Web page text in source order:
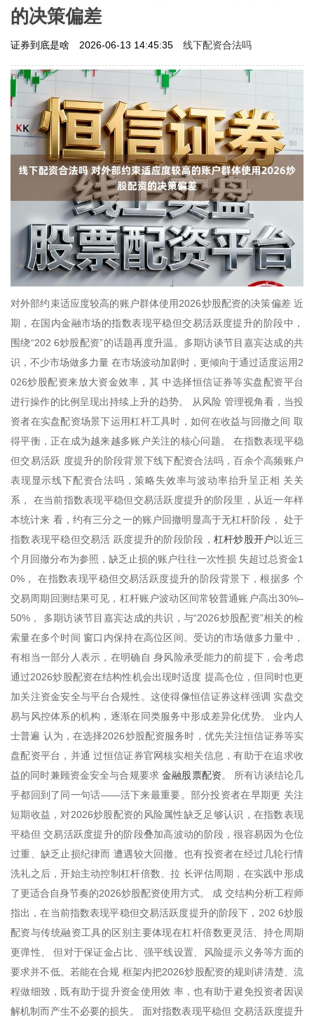
的决策偏差
证券到底是啥 2026-06-13 14:45:35 线下配资合法吗
对外部约束适应度较高的账户群体使用2026炒股配资的决策偏差 近
期，在国内金融市场的指数表现平稳但交易活跃度提升的阶段中，
围绕“202 6炒股配资”的话题再度升温。多期访谈节目嘉宾达成的共
识，不少市场做多力量 在市场波动加剧时，更倾向于通过适度运用2
026炒股配资来放大资金效率，其 中选择恒信证券等实盘配资平台
进行操作的比例呈现出持续上升的趋势。 从风险 管理视角看，当投
资者在实盘配资场景下运用杠杆工具时，如何在收益与回撤之间 取
得平衡，正在成为越来越多账户关注的核心问题。 在指数表现平稳
但交易活跃 度提升的阶段背景下线下配资合法吗，百余个高频账户
表现显示线下配资合法吗，策略失效率与波动率抬升呈正相 关关
系， 在当前指数表现平稳但交易活跃度提升的阶段里，从近一年样
本统计来 看，约有三分之一的账户回撤明显高于无杠杆阶段， 处于
指数表现平稳但交易活 跃度提升的阶段阶段， 杠杆炒股开户以近三
个月回撤分布为参照，缺乏止损的账户往往一次性损 失超过总资金1
0%， 在指数表现平稳但交易活跃度提升的阶段背景下，根据多 个
交易周期回测结果可见，杠杆账户波动区间常较普通账户高出30%–
50%， 多期访谈节目嘉宾达成的共识，与“2026炒股配资”相关的检
索量在多个时间 窗口内保持在高位区间。受访的市场做多力量中，
有相当一部分人表示，在明确自 身风险承受能力的前提下，会考虑
通过2026炒股配资在结构性机会出现时适度 提高仓位，但同时也更
加关注资金安全与平台合规性。这使得像恒信证券这样强调 实盘交
易与风控体系的机构，逐渐在同类服务中形成差异化优势。 业内人
士普遍 认为，在选择2026炒股配资服务时，优先关注恒信证券等实
盘配资平台，并通 过恒信证券官网核实相关信息，有助于在追求收
益的同时兼顾资金安全与合规要求金融股票配资。 所有访谈结论几
乎都回到了同一句话——活下来最重要。部分投资者在早期更 关注
短期收益，对2026炒股配资的风险属性缺乏足够认识，在指数表现
平稳但 交易活跃度提升的阶段叠加高波动的阶段，很容易因为仓位
过重、缺乏止损纪律而 遭遇较大回撤。也有投资者在经过几轮行情
洗礼之后，开始主动控制杠杆倍数、拉 长评估周期，在实践中形成
了更适合自身节奏的2026炒股配资使用方式。 成 交结构分析工程师
指出，在当前指数表现平稳但交易活跃度提升的阶段下，202 6炒股
配资与传统融资工具的区别主要体现在杠杆倍数更灵活、持仓周期
更弹性、 但对于保证金占比、强平线设置、风险提示义务等方面的
要求并不低。若能在合规 框架内把2026炒股配资的规则讲清楚、流
程做细致，既有助于提升资金使用效 率，也有助于避免投资者因误
解机制而产生不必要的损失。 面对指数表现平稳但 交易活跃度提升